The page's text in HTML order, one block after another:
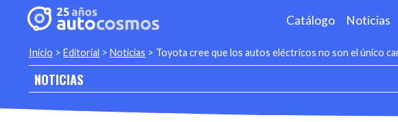
Catálogo Noticias
Inicio > Editorial > Noticias > Toyota cree que los autos eléctricos no son el único
NOTICIAS